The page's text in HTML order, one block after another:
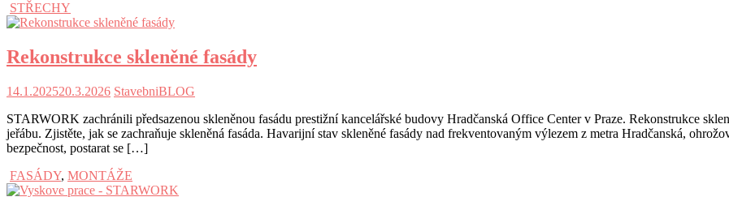
STŘECHY
Rekonstrukce skleněné fasády
14.1.202520.3.2026 StavebniBLOG
STARWORK zachránili předsazenou skleněnou fasádu prestižní kancelářské budovy Hradčanská Office Center v Praze. Rekonstrukce
jeřábu. Zjistěte, jak se zachraňuje skleněná fasáda. Havarijní stav skleněné fasády nad frekventovaným výlezem z metra Hradčanská,
bezpečnost, postarat se […]
FASÁDY, MONTÁŽE